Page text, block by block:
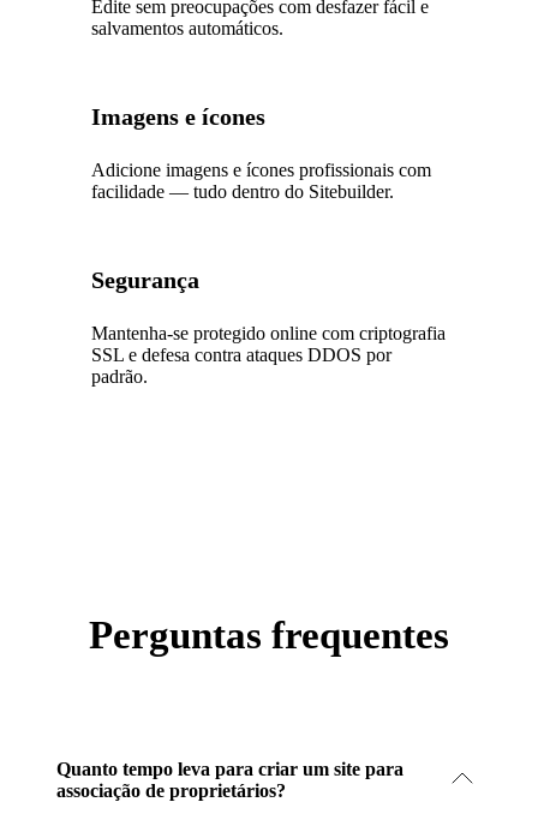
Edite sem preocupações com desfazer fácil e
salvamentos automáticos.
Imagens e ícones
Adicione imagens e ícones profissionais com
facilidade — tudo dentro do Sitebuilder.
Segurança
Mantenha-se protegido online com criptografia
SSL e defesa contra ataques DDOS por
padrão.
Perguntas frequentes
Quanto tempo leva para criar um site para
associação de proprietários?